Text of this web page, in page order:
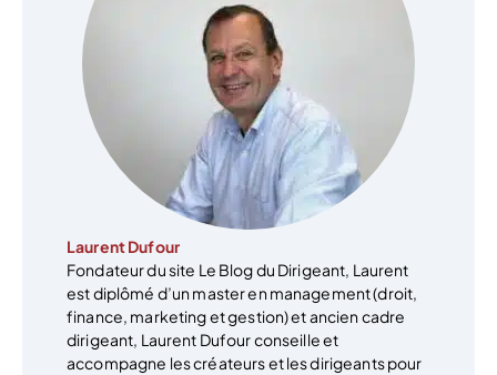
Laurent Dufour
Fondateur du site Le Blog du Dirigeant, Laurent
est diplômé d’un master en management (droit,
finance, marketing et gestion) et ancien cadre
dirigeant, Laurent Dufour conseille et
accompagne les créateurs et les dirigeants pour